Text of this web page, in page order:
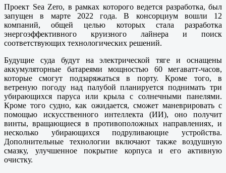
Проект Sea Zero, в рамках которого ведется разработка, был
запущен в марте 2022 года. В консорциум вошли 12
компаний, общей целью которых стала разработка
энергоэффективного круизного лайнера и поиск
соответствующих технологических решений.
Будущие суда будут на электрической тяге и оснащены
аккумуляторные батареями мощностью 60 мегаватт-часов,
которые смогут подзаряжаться в порту. Кроме того, в
ветреную погоду над палубой планируется поднимать три
убирающихся паруса или крыла с солнечными панелями.
Кроме того судно, как ожидается, сможет маневрировать с
помощью искусственного интеллекта (ИИ), оно получит
винты, вращающиеся в противоположных направлениях, и
несколько убирающихся подруливающие устройства.
Дополнительные технологии включают также воздушную
смазку, улучшенное покрытие корпуса и его активную
очистку.